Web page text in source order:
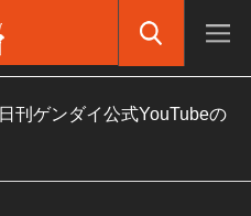
日刊ゲンダイ公式YouTubeの